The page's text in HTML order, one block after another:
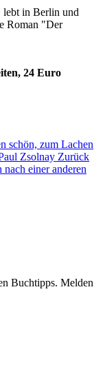
lebt in Berlin und
Roman "Der
24 Euro
schön, zum Lachen
Zsolnay Zurück
einer anderen
Buchtipps. Melden